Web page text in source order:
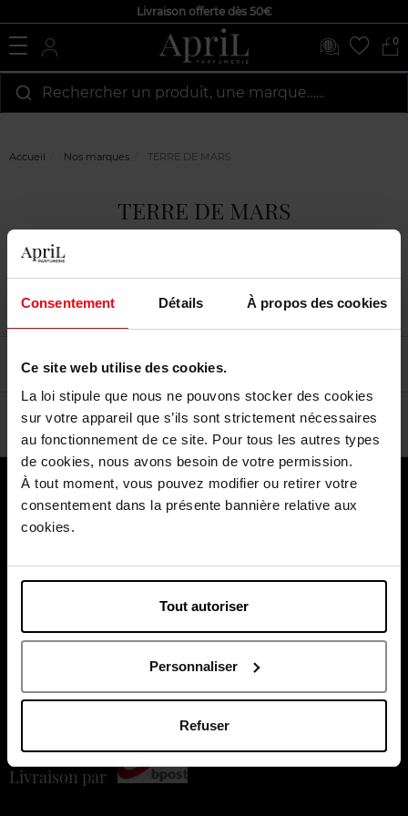
Consentement Détails À propos des cookies
Ce site web utilise des cookies.
La loi stipule que nous ne pouvons stocker des cookies
sur votre appareil que s’ils sont strictement nécessaires
au fonctionnement de ce site. Pour tous les autres types
de cookies, nous avons besoin de votre permission.
À tout moment, vous pouvez modifier ou retirer votre
consentement dans la présente bannière relative aux
cookies.
Tout autoriser
Personnaliser
Refuser
Livraison offerte dès 50€
0
Rechercher un produit, une marque…...
Accueil Nos marques TERRE DE MARS
TERRE DE MARS
Tri
À propos de nous
Nos services
Payez en toute sécurité
Livraison par